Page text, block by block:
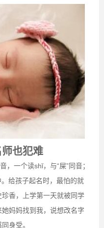
也犯难
，一个读shǐ，与“屎”同音；
。给孩子起名时，最怕的就
珍香，上学第一天就被同学
妈妈找到我，说想改名字
身受。